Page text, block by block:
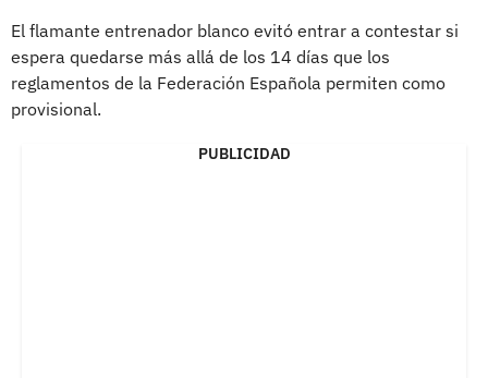
El flamante entrenador blanco evitó entrar a contestar si
espera quedarse más allá de los 14 días que los
reglamentos de la Federación Española permiten como
provisional.
PUBLICIDAD